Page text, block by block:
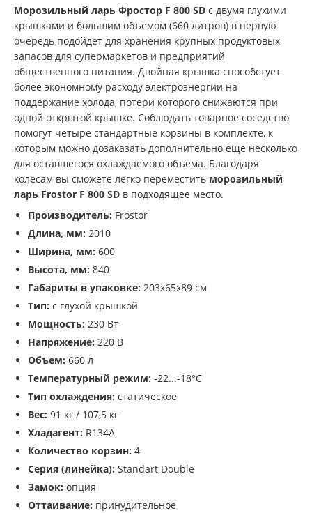
Морозильный ларь Фростор F 800 SD с двумя глухими
крышками и большим объемом (660 литров) в первую
очередь подойдет для хранения крупных продуктовых
запасов для супермаркетов и предприятий
общественного питания. Двойная крышка способстует
более экономному расходу электроэнергии на
поддержание холода, потери которого снижаются при
одной открытой крышке. Соблюдать товарное соседство
помогут четыре стандартные корзины в комплекте, к
которым можно дозаказать дополнительно еще несколько
для оставшегося охлаждаемого объема. Благодаря
колесам вы сможете легко переместить морозильный
ларь Frostor F 800 SD в подходящее место.
Производитель: Frostor
Длина, мм: 2010
Ширина, мм: 600
Высота, мм: 840
Габариты в упаковке: 203х65х89 см
Тип: с глухой крышкой
Мощность: 230 Вт
Напряжение: 220 В
Объем: 660 л
Температурный режим: -22...-18°С
Тип охлаждения: статическое
Вес: 91 кг / 107,5 кг
Хладагент: R134A
Количество корзин: 4
Серия (линейка): Standart Double
Замок: опция
Оттаивание: принудительное